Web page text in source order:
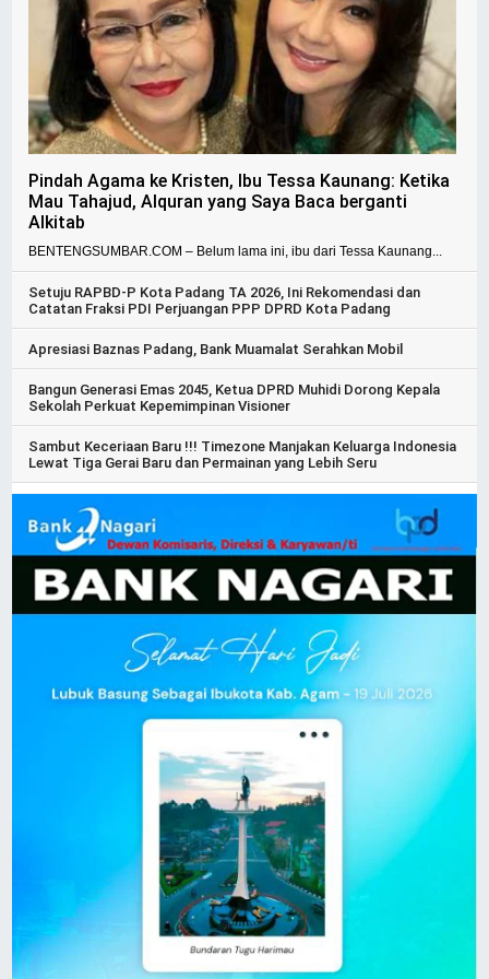
Pindah Agama ke Kristen, Ibu Tessa Kaunang: Ketika
Mau Tahajud, Alquran yang Saya Baca berganti
Alkitab
BENTENGSUMBAR.COM – Belum lama ini, ibu dari Tessa Kaunang...
Setuju RAPBD-P Kota Padang TA 2026, Ini Rekomendasi dan
Catatan Fraksi PDI Perjuangan PPP DPRD Kota Padang
Apresiasi Baznas Padang, Bank Muamalat Serahkan Mobil
Bangun Generasi Emas 2045, Ketua DPRD Muhidi Dorong Kepala
Sekolah Perkuat Kepemimpinan Visioner
Sambut Keceriaan Baru !!! Timezone Manjakan Keluarga Indonesia
Lewat Tiga Gerai Baru dan Permainan yang Lebih Seru